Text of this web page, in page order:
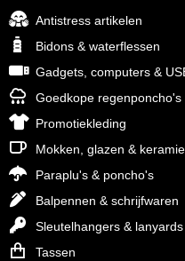
Antistress artikelen
Bidons & waterflessen
Gadgets, computers &
Goedkope regenponcho's
Promotiekleding
Mokken, glazen &
Paraplu's & poncho's
Balpennen & schrijfwaren
Sleutelhangers & lanyards
Tassen